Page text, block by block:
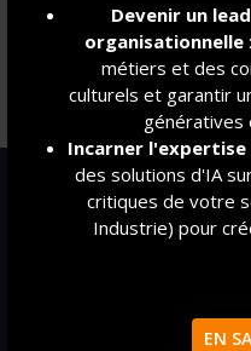
Devenir un
organisationnelle
métiers et des
culturels et garantir
génératives
Incarner
des solutions d'IA
critiques de votre
Industrie) pour
EN
son "ikigai" /
Développer une vision
Missions et valeurs